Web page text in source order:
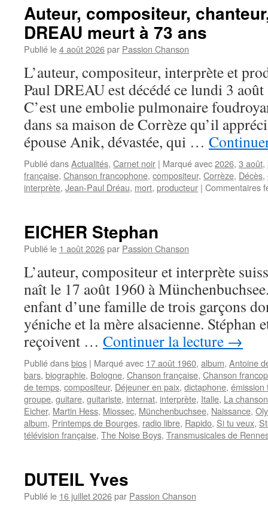
Auteur, compositeur,
DREAU meurt à 73 ans
Publié le4 août 2026par Passion Chanson
L’auteur, compositeur, interprète et
Paul DREAU est décédé ce lundi 3 août
C’est une embolie pulmonaire
dans sa maison de Corrèze qu’il
épouse Anik, dévastée, qui …
Publié dansActualités, Carnet noir | Marqué avec2026, 3 août,
française, Chanson francophone, compositeur, Corrèze, Décès,
interprète, Jean-Paul Dréau, mort, producteur | Commentaires
EICHER Stephan
Publié le 1 août 2026par Passion Chanson
L’auteur, compositeur et interprète
naît le 17 août 1960 à
enfant d’une famille de trois garçons
yéniche et la mère alsacienne. Stéphan
reçoivent … Continuer la lecture →
Publié dansbios | Marqué avec 17 août 1960, album, Antoine
bars, biographie, Bologne, Chanson française, Chanson
de temps, compositeur, Déjeuner en paix, dictaphone, émission
groupe, guitare, guitariste, internat, interprète, Italie, La
Eicher, Martin Hess, Miossec, Münchenbuchsee, Naissance,
album, Printemps de Bourges, radio libre, Rapido, Si tu veux,
télévision française, The Noise Boys, Transmusicales de
DUTEIL Yves
Publié le 16 juillet 2026par Passion Chanson